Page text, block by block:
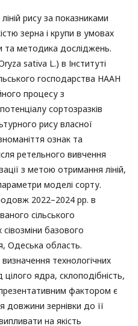
рису за показниками
зерна і крупи в умовах
та методика досліджень.
sativa L.) в Інституті
господарства НААН
процесу з
сортозразків
рису власної
ознак та
ретельного вивчення
з метою отримання ліній,
моделі сорту.
2022–2024 рр. в
сільського
базового
Одеська область.
технологічних
цілого ядра, склоподібність,
фактором є
довжини зернівки до її
на якість